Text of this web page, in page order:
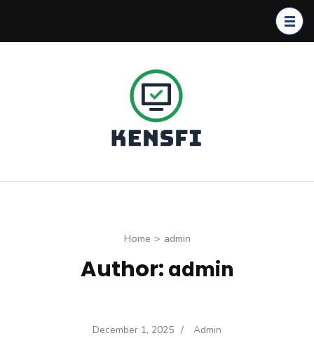
Home > admin
Author: admin
December 1, 2025 / Admin